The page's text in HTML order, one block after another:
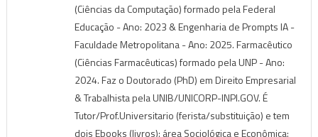
(Ciências da Computação) formado pela Federal
Educação - Ano: 2023 & Engenharia de Prompts IA -
Faculdade Metropolitana - Ano: 2025. Farmacêutico
(Ciências Farmacêuticas) formado pela UNP - Ano:
2024. Faz o Doutorado (PhD) em Direito Empresarial
& Trabalhista pela UNIB/UNICORP-INPI.GOV. É
Tutor/Prof.Universitario (ferista/substituição) e tem
dois Ebooks (livros): área Sociológica e Econômica: